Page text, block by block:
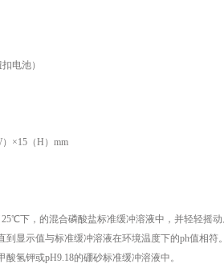
电池）
×15（H）mm
下，的混合磷酸盐标准缓冲溶液中，并轻轻摇动
显示值与标准缓冲溶液在环境温度下的ph值相符。
氢钾或pH9.18的硼砂标准缓冲溶液中。